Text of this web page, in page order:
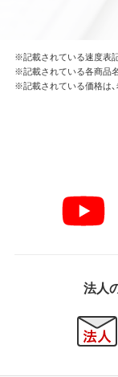
第4条 保証
弊社は、
損害等を
に起因する
の他いか
本契約の
のとします。
※記載されている速度表
※記載されている各商品
※記載されている価格は、
法人